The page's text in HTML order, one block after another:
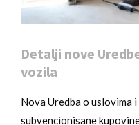
Detalji nove
vozila
Nova Uredba o uslovima
subvencionisane